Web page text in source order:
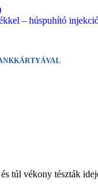
– húspuhító
túl vékony tészták